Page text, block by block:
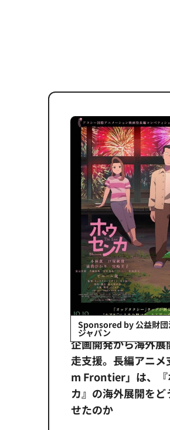
Sponsored by 公益財団法人 ユニ
企画開発から海外展開まで伴
走支援。長編アニメ支援「Fil
m Frontier」は、『ホウセン
カ』の海外展開をどう加速さ